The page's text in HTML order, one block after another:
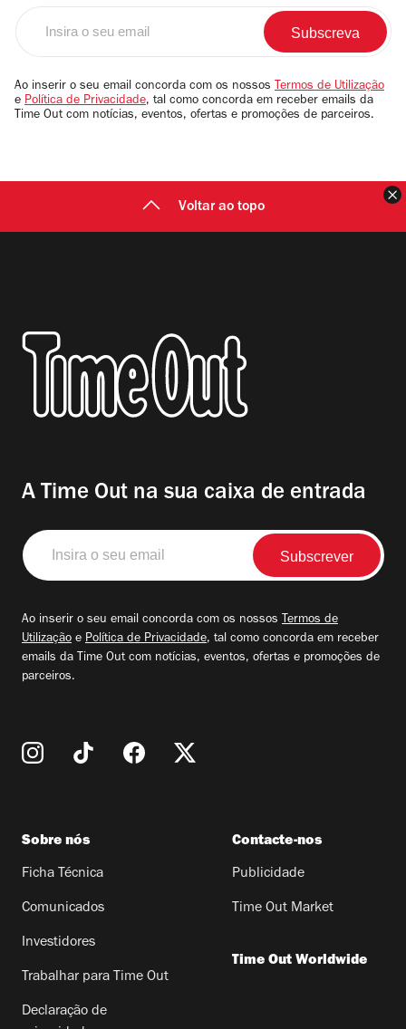
email
Ao inserir o seu email concorda com os nossos Termos de Utilização
e Política de Privacidade, tal como concorda em receber emails da
Time Out com notícias, eventos, ofertas e promoções de parceiros.
Voltar ao topo
A Time Out na sua caixa de entrada
Insira
o
seu
Ao inserir o seu email concorda com os nossos Termos de
Utilização e Política de Privacidade, tal como concorda em receber
emails da Time Out com notícias, eventos, ofertas e promoções de
parceiros.
Sobre nós
Ficha Técnica
Comunicados
Investidores
Trabalhar para Time Out
Declaração de
Contacte-nos
Publicidade
Time Out Market
Time Out Worldwide